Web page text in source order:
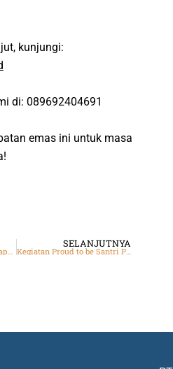
kunjungi:
di: 089692404691
emas ini untuk masa
SELANJUTNYA
Kegiatan Proud to be Santri PG&TK Daarut Tauhiid